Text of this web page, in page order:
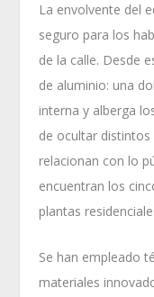
La envolvente del
seguro para los
de la calle. Desde
de aluminio: una
interna y alberga
de ocultar
relacionan con lo
encuentran los
plantas
Se han empleado
materiales